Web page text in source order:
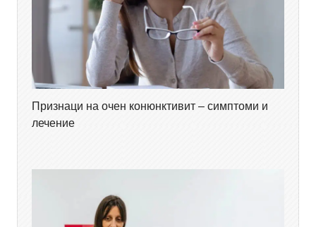
Признаци на очен конюнктивит – симптоми и
лечение